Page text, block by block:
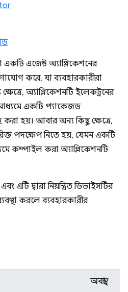
এজেন্ট অ্যাপ্লিকেশনের
করে, যা ব্যবহারকারীরা
অ্যাপ্লিকেশনটি ইলেকট্রনের
একটি প্যাকেজড
করা হয়। আবার অন্য কিছু ক্ষেত্রে,
পদক্ষেপ নিতে হয়, যেমন একটি
কম্পাইল করা অ্যাপ্লিকেশনটি
এটি দ্বারা নিয়ন্ত্রিত ডিভাইসটির
করলে ব্যবহারকারীর
অবস্থা